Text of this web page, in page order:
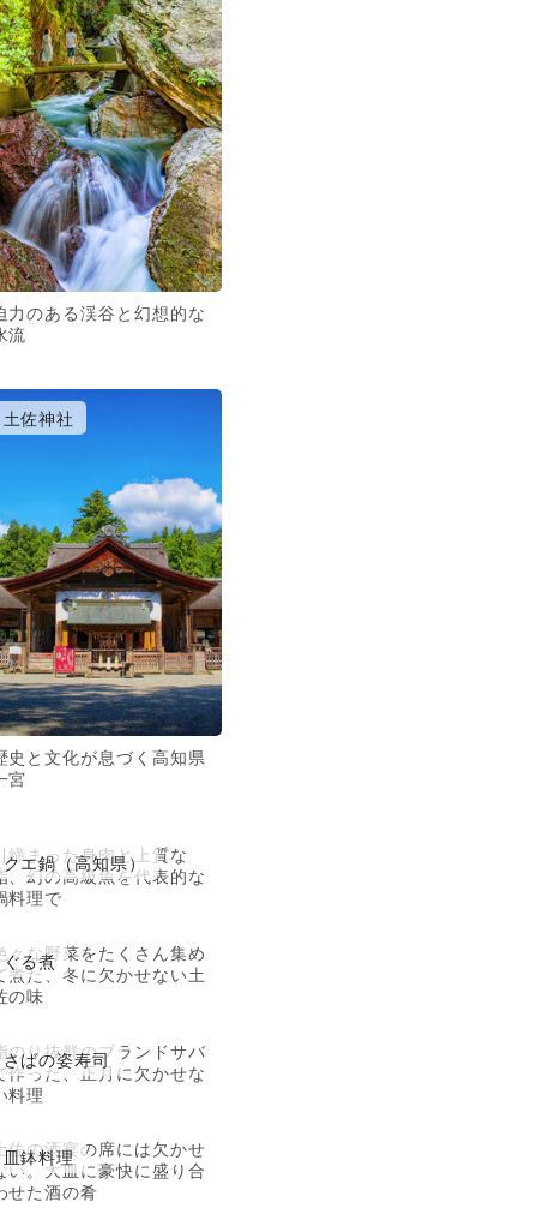
力のある渓谷と幻想的な
流
土佐神社
史と文化が息づく高知県
宮
クエ鍋（高知県）
締まった身肉と上質な
、幻の高級魚を代表的な
料理で
ぐる煮
々な野菜をたくさん集め
煮た、冬に欠かせない土
の味
さばの姿寿司
のり抜群のブランドサバ
作った、正月に欠かせな
料理
皿鉢料理
佐の酒宴の席には欠かせ
い。大皿に豪快に盛り合
せた酒の肴